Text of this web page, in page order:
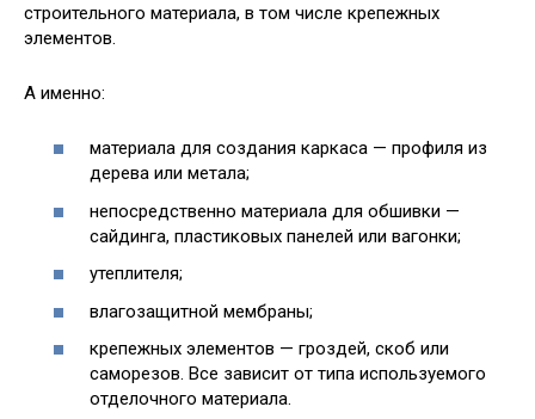
строительного материала, в том числе крепежных
элементов.
А именно:
материала для создания каркаса — профиля из
дерева или метала;
непосредственно материала для обшивки —
сайдинга, пластиковых панелей или вагонки;
утеплителя;
влагозащитной мембраны;
крепежных элементов — гроздей, скоб или
саморезов. Все зависит от типа используемого
отделочного материала.